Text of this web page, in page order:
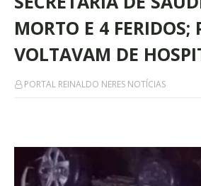
MORTO E 4 FERIDOS;
VOLTAVAM DE
PORTAL REINALDO NERES NOTÍCIAS